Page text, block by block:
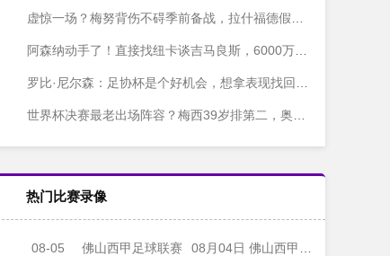
虚惊一场？梅努背伤不碍季前备战，拉什福德假期结束也快归队了
阿森纳动手了！直接找纽卡谈吉马良斯，6000万镑砸过去
罗比·尼尔森：足协杯是个好机会，想拿表现找回自己
世界杯决赛最老出场阵容？梅西39岁排第二，奥塔门迪差一点
热门比赛录像
08-05 佛山西甲足球联赛 08月04日 佛山西甲足球联赛32强淘汰赛 肇庆恒骏成 VS 三七互娱 全场录像